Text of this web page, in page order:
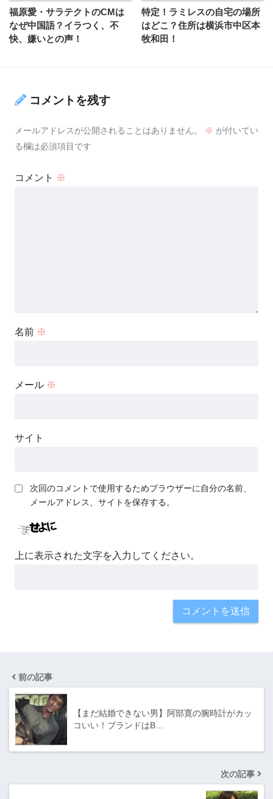
福原愛・サラテクトのCMは
なぜ中国語？イラつく、不
快、嫌いとの声！
特定！ラミレスの自宅の場所
はどこ？住所は横浜市中区本
牧和田！
コメントを残す
メールアドレスが公開されることはありません。 ※ が付いてい
る欄は必須項目です
コメント ※
名前 ※
メール ※
サイト
次回のコメントで使用するためブラウザーに自分の名前、
メールアドレス、サイトを保存する。
上に表示された文字を入力してください。
前の記事
【まだ結婚できない男】阿部寛の腕時計がカッ
コいい！ブランドはB…
次の記事